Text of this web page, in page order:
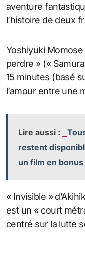
aventure
l’histoire de deux
Yoshiyuki Momose
perdre » («
15 minutes (basé
l’amour entre une
Lire aussi :
restent
un film en
« Invisible »
est un « court
centré sur la lutte